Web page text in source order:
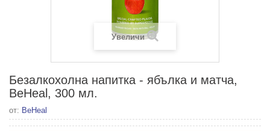
Увеличи
Безалкохолна напитка - ябълка и матча,
BeHeal, 300 мл.
от: BeHeal